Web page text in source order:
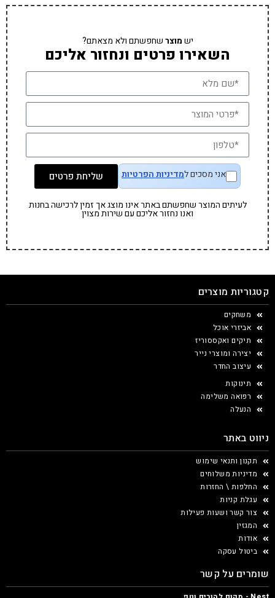
ישמוצרשחפשתם ולא מצאתם?
השאירו פרטים ונחזור אליכם
אני מסכים למדיניות הפרטיות שליחת פרטים
לעיתים המוצר שחפשתם באתר אינו מוצג אך זמין לרכישה בחנות
ואנו נחזור אליכם עם שירות מצוין
קטגוריות מוצרים
משחקים
אביזרי אוכל
תיקים ואקססוריז
יצירה ומוצרי נייר
עיצוב החדר
תינוקות
רפואה משלימה
הנעלה
ניווט באתר
תקנון ותנאי שימוש
מדיניות משלוחים
החלפות \ החזרות
עגלת קניות
צור קשר ושעות פעילות
המגזין
אודות
ביטול עסקה
שומרים על קשר